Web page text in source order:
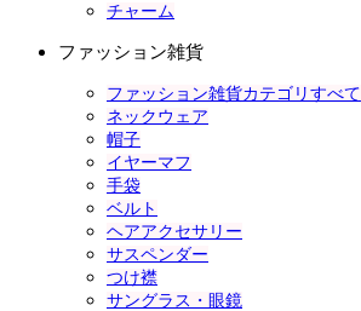
チャーム
ファッション雑貨
ファッション雑貨カテゴリすべて
ネックウェア
帽子
イヤーマフ
手袋
ベルト
ヘアアクセサリー
サスペンダー
つけ襟
サングラス・眼鏡